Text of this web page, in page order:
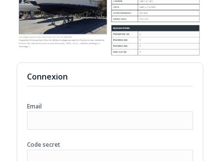
Connexion
Email
Code secret